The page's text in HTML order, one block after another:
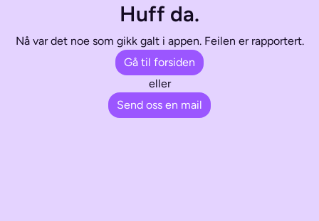
Huff da.
Nå var det noe som gikk galt i appen. Feilen er rapportert.
Gå til forsiden
eller
Send oss en mail